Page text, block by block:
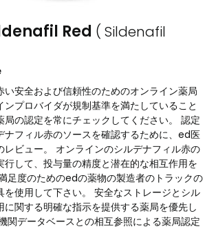
Red ( Sildenafil
い安全および信頼性のためのオンライン薬局
ンプロバイダが規制基準を満たしていること
局の認定を常にチェックしてください。 認定
ナフィル赤のソースを確認するために、ed医
レビュー。 オンラインのシルデナフィル赤の
行して、投与量の精度と潜在的な相互作用を
足度のためのedの薬物の製造者のトラックの
を使用して下さい。 安全なストレージとシル
に関する明確な指示を提供する薬局を優先し
関データベースとの相互参照による薬局認定